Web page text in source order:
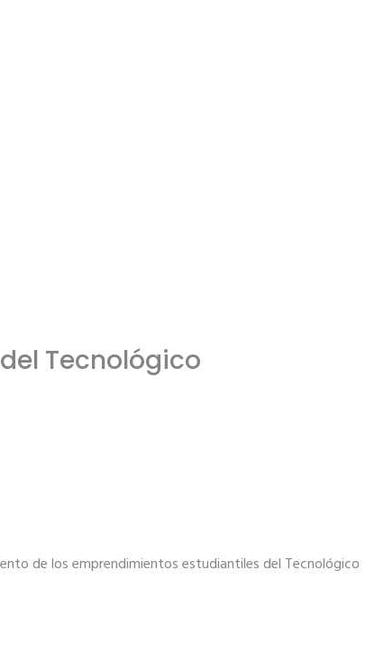
Tecnológico
de los emprendimientos estudiantiles del Tecnológico